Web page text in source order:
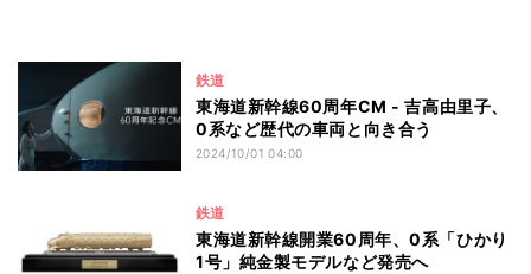
鉄道
東海道新幹線60周年CM - 吉高由里子、
0系など歴代の車両と向き合う
2024/10/01 04:00
鉄道
東海道新幹線開業60周年、0系「ひかり
1号」純金製モデルなど発売へ